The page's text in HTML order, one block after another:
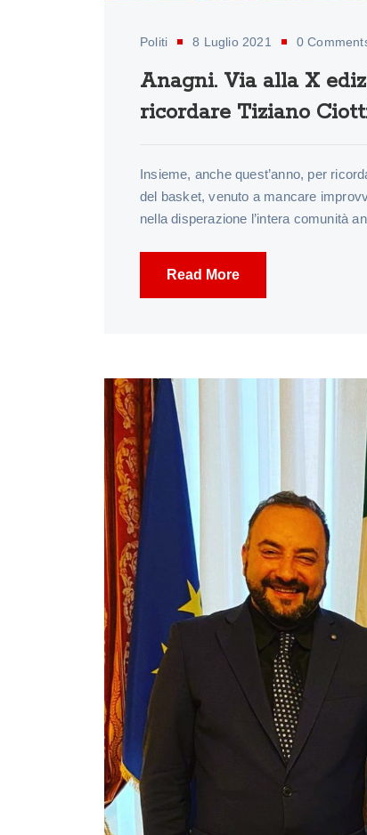
Politi 8 Luglio 2021 0
Anagni. Via alla X
ricordare Tiziano
Insieme, anche quest’anno, per
del basket, venuto a mancare
nella disperazione l’intera comunità
Read More